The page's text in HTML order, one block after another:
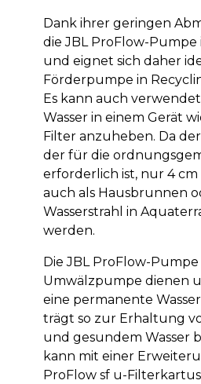
Dank ihrer geringen
die JBL ProFlow-
und eignet sich daher
Förderpumpe in
Es kann auch
Wasser in einem Gerät
Filter anzuheben. Da
der für die
erforderlich ist, nur 4
auch als Hausbrunnen
Wasserstrahl in
werden.
Die JBL ProFlow-
Umwälzpumpe dienen
eine permanente
trägt so zur Erhaltung
und gesundem Wasser
kann mit einer
ProFlow sf u-